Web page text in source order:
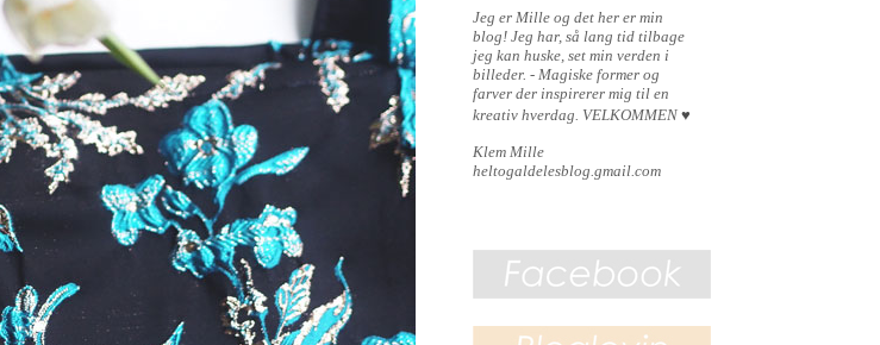
Jeg er Mille og det her er min
blog! Jeg har, så lang tid tilbage
jeg kan huske, set min verden i
billeder. - Magiske former og
farver der inspirerer mig til en
kreativ hverdag. VELKOMMEN ♥
Klem Mille
heltogaldelesblog.gmail.com